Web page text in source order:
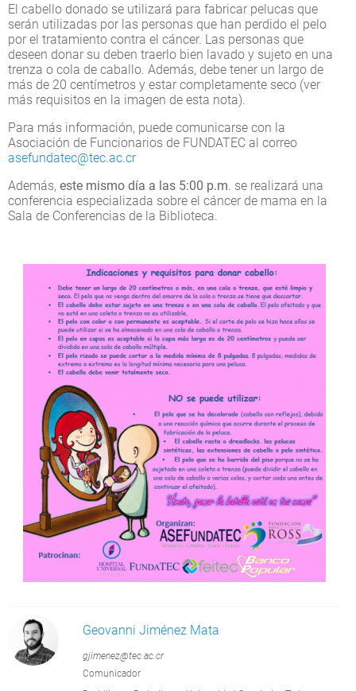
El cabello donado se utilizará para fabricar pelucas que
serán utilizadas por las personas que han perdido el pelo
por el tratamiento contra el cáncer. Las personas que
deseen donar su deben traerlo bien lavado y sujeto en una
trenza o cola de caballo. Además, debe tener un largo de
más de 20 centímetros y estar completamente seco (ver
más requisitos en la imagen de esta nota).
Para más información, puede comunicarse con la
Asociación de Funcionarios de FUNDATEC al correo
asefundatec@tec.ac.cr
Además, este mismo día a las 5:00 p.m. se realizará una
conferencia especializada sobre el cáncer de mama en la
Sala de Conferencias de la Biblioteca.
Geovanni Jiménez Mata
gjimenez@tec.ac.cr
Comunicador